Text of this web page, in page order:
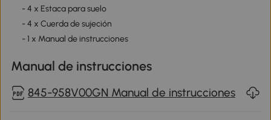
- 4 x Estaca para suelo
- 4 x Cuerda de sujeción
- 1 x Manual de instrucciones
Manual de instrucciones
845-958V00GN Manual de instrucciones